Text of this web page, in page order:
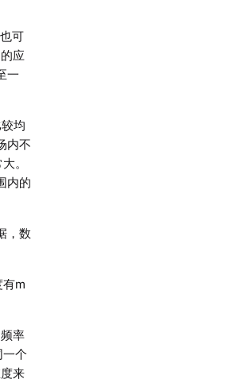
可
应
一
均
内不
。
内的
，数
m
率
个
来